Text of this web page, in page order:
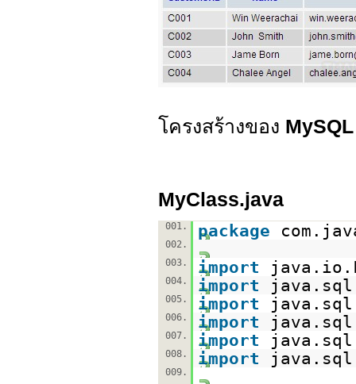
โครงสร้างของ
MyClass.java
001. package
002.
003.
import
004. import
005. import
006. import
007. import
008. import
009.